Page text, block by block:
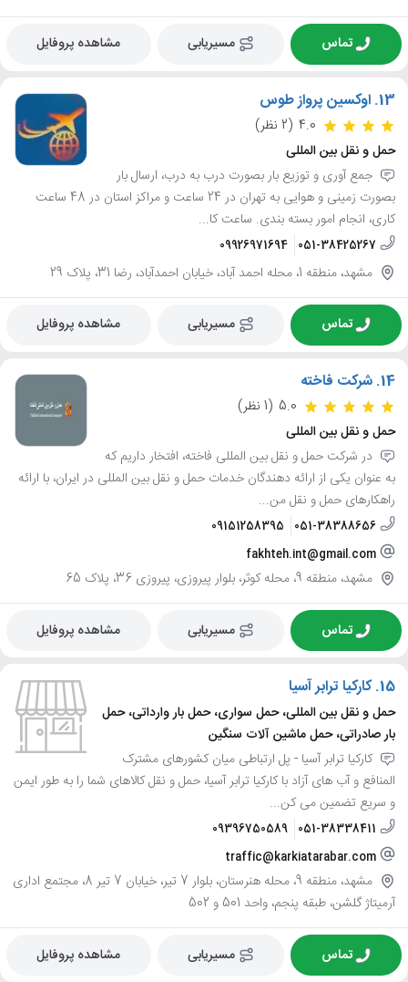
تماس مسیریابی مشاهده پروفایل
13. اوکسین پرواز طوس
4.0 (2 نظر)
حمل و نقل بین المللی
جمع آوری و توزیع بار بصورت درب به درب، ارسال بار
بصورت زمینی و هوایی به تهران در 24 ساعت و مراکز استان در 48 ساعت
کاری، انجام امور بسته بندی. ساعت کا...
051-38425267
09926971694
مشهد، منطقه 1، محله احمد آباد، خیابان احمدآباد، رضا 31، پلاک 29
تماس مسیریابی مشاهده پروفایل
14. شرکت فاخته
5.0 (1 نظر)
حمل و نقل بین المللی
در شرکت حمل و نقل بین المللی فاخته، افتخار داریم که
به عنوان یکی از ارائه دهندگان خدمات حمل و نقل بین المللی در ایران، با ارائه
راهکارهای حمل و نقل من...
051-38388656
09151258395
fakhteh.int@gmail.com
مشهد، منطقه 9، محله کوثر، بلوار پیروزی، پیروزی 36، پلاک 65
تماس مسیریابی مشاهده پروفایل
15. کارکیا ترابر آسیا
حمل و نقل بین المللی، حمل سواری، حمل بار وارداتی، حمل
بار صادراتی، حمل ماشین آلات سنگین
کارکیا ترابر آسیا - پل ارتباطی میان کشورهای مشترک
المنافع و آب های آزاد با کارکیا ترابر آسیا، حمل و نقل کالاهای شما را به طور ایمن
و سریع تضمین می کن...
051-38338411
09396750589
traffic@karkiatarabar.com
مشهد، منطقه 9، محله هنرستان، بلوار 7 تیر، خیابان 7 تیر 8، مجتمع اداری
آرمیتاژ گلشن، طبقه پنجم، واحد 501 و 502
تماس مسیریابی مشاهده پروفایل